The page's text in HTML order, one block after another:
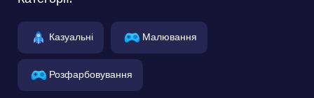
Казуальні Малювання
Розфарбовування